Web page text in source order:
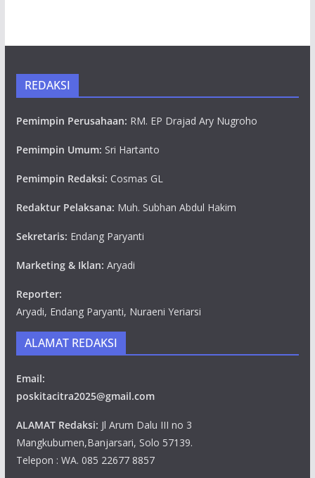
REDAKSI
Pemimpin Perusahaan: RM. EP Drajad Ary Nugroho
Pemimpin Umum: Sri Hartanto
Pemimpin Redaksi: Cosmas GL
Redaktur Pelaksana: Muh. Subhan Abdul Hakim
Sekretaris: Endang Paryanti
Marketing & Iklan: Aryadi
Reporter:
Aryadi, Endang Paryanti, Nuraeni Yeriarsi
ALAMAT REDAKSI
Email:
poskitacitra2025@gmail.com
ALAMAT Redaksi: Jl Arum Dalu III no 3
Mangkubumen,Banjarsari, Solo 57139.
Telepon : WA. 085 22677 8857